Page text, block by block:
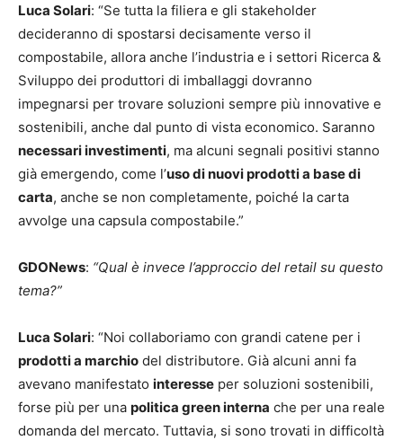
Luca Solari: “Se tutta la filiera e gli stakeholder
decideranno di spostarsi decisamente verso il
compostabile, allora anche l’industria e i settori Ricerca &
Sviluppo dei produttori di imballaggi dovranno
impegnarsi per trovare soluzioni sempre più innovative e
sostenibili, anche dal punto di vista economico. Saranno
necessari investimenti, ma alcuni segnali positivi stanno
già emergendo, come l’uso di nuovi prodotti a base di
carta, anche se non completamente, poiché la carta
avvolge una capsula compostabile.”
GDONews: “Qual è invece l’approccio del retail su questo
tema?”
Luca Solari: “Noi collaboriamo con grandi catene per i
prodotti a marchio del distributore. Già alcuni anni fa
avevano manifestato interesse per soluzioni sostenibili,
forse più per una politica green interna che per una reale
domanda del mercato. Tuttavia, si sono trovati in difficoltà